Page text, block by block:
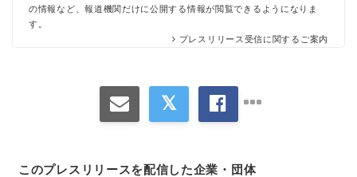
の情報など、報道機関だけに公開する情報が閲覧できるようになりま
す。
プレスリリース受信に関するご案内
このプレスリリースを配信した企業・団体